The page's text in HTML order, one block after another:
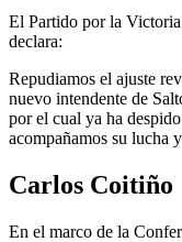
El Partido por la
declara:
Repudiamos el ajuste
nuevo intendente de
por el cual ya ha
acompañamos su lucha
Carlos Coitiño
En el marco de la